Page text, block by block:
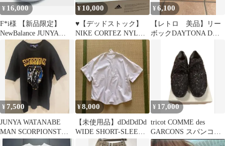
¥ 16,000
F*i様 【新品限定】
NewBalance JUNYA
WATANABE UX2
¥ 10,000
♥【デッドストック】
NIKE CORTEZ NYLON
ブラック 28cm
¥6,100
【レトロ 美品】リー
ボックDAYTONA DMX
¥ 7,500
JUNYA WATANABE
MAN SCORPIONSTシ
ャツ
¥8,000
【未使用品】dDdDdDd
WIDE SHORT-SLEEVE
T-SHIRTS
¥ 17,000
tricot COMME des
GARCONS スパンコー
ルシューズ 23.5